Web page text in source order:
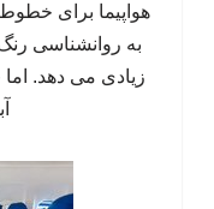
هواپیما برای
به روانشناسی
زیادی می دهد. اما